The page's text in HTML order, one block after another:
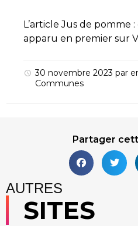
L’articleJus de pomme :
apparu en premier sur
30 novembre 2023 par
Communes
Partager
AUTRES
SITES